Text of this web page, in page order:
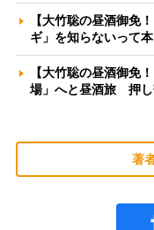
【大竹聡の昼酒御免
ギ」を知らないって
【大竹聡の昼酒御免
場」へと昼酒旅 押
著